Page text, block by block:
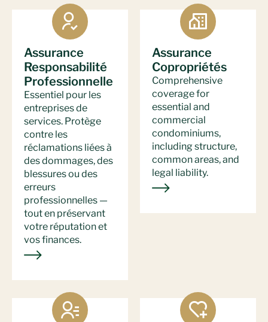
Assurance
Responsabilité
Professionnelle
Essentiel pour les
entreprises de
services. Protège
contre les
réclamations liées à
des dommages, des
blessures ou des
erreurs
professionnelles —
tout en préservant
votre réputation et
vos finances.
Assurance
Copropriétés
Comprehensive
coverage for
essential and
commercial
condominiums,
including structure,
common areas, and
legal liability.